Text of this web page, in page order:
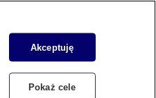
Akceptuję
Pokaż cele